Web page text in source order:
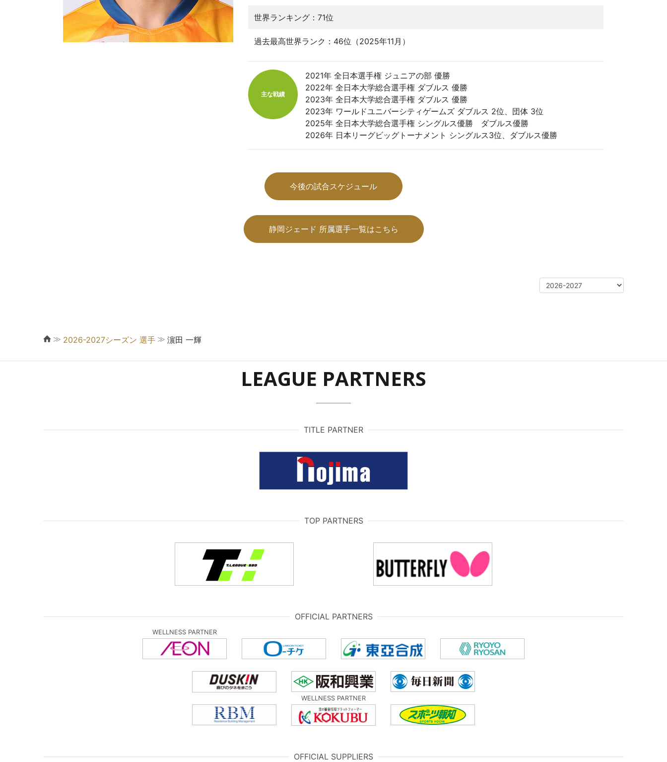
世界ランキング：71位
過去最高世界ランク：46位（2025年11月）
主な戦績
2021年 全日本選手権 ジュニアの部 優勝
2022年 全日本大学総合選手権 ダブルス 優勝
2023年 全日本大学総合選手権 ダブルス 優勝
2023年 ワールドユニバーシティゲームズ ダブルス 2位、団体 3位
2025年 全日本大学総合選手権 シングルス優勝 ダブルス優勝
2026年 日本リーグビッグトーナメント シングルス3位、ダブルス優勝
今後の試合スケジュール
静岡ジェード 所属選手一覧はこちら
≫ 2026-2027シーズン 選手 ≫ 濵田 一輝
LEAGUE PARTNERS
TITLE PARTNER
TOP PARTNERS
OFFICIAL PARTNERS
WELLNESS PARTNER
WELLNESS PARTNER
OFFICIAL SUPPLIERS